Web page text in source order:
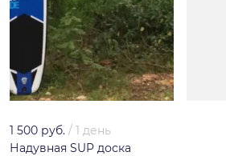
1 500 руб. / 1 день
Надувная SUP доска